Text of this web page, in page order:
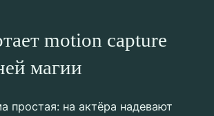
motion capture
магии
простая: на актёра надевают